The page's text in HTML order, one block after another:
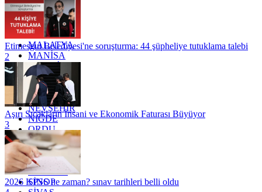
KOCAELİ
KONYA
KÜTAHYA
KİLİS
MALATYA
MANİSA
MARDİN
MERSİN
MUĞLA
MUŞ
NEVŞEHİR
NİĞDE
ORDU
OSMANİYE
RİZE
SAKARYA
SAMSUN
SİNOP
Etimesgut Belediyesi'ne soruşturma: 44 şüpheliye tutuklama talebi
2
Aşırı Sıcakların İnsani ve Ekonomik Faturası Büyüyor
3
2026 KPSS ne zaman? sınav tarihleri belli oldu